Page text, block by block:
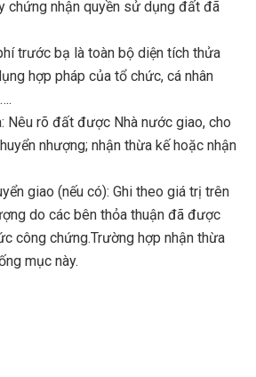
chứng nhận quyền sử dụng đất đã
trước bạ là toàn bộ diện tích thửa
hợp pháp của tổ chức, cá nhân
Nêu rõ đất được Nhà nước giao, cho
nhượng; nhận thừa kế hoặc nhận
giao (nếu có): Ghi theo giá trị trên
do các bên thỏa thuận đã được
công chứng.Trường hợp nhận thừa
mục này.